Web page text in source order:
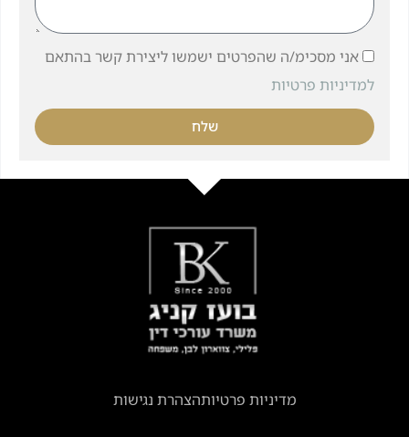
אני מסכימ/ה שהפרטים ישמשו ליצירת קשר בהתאם
למדיניות פרטיות
שלח
מדיניות פרטיותהצהרת נגישות